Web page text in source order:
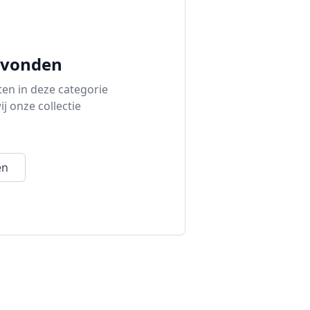
in deze categorie
onze collectie